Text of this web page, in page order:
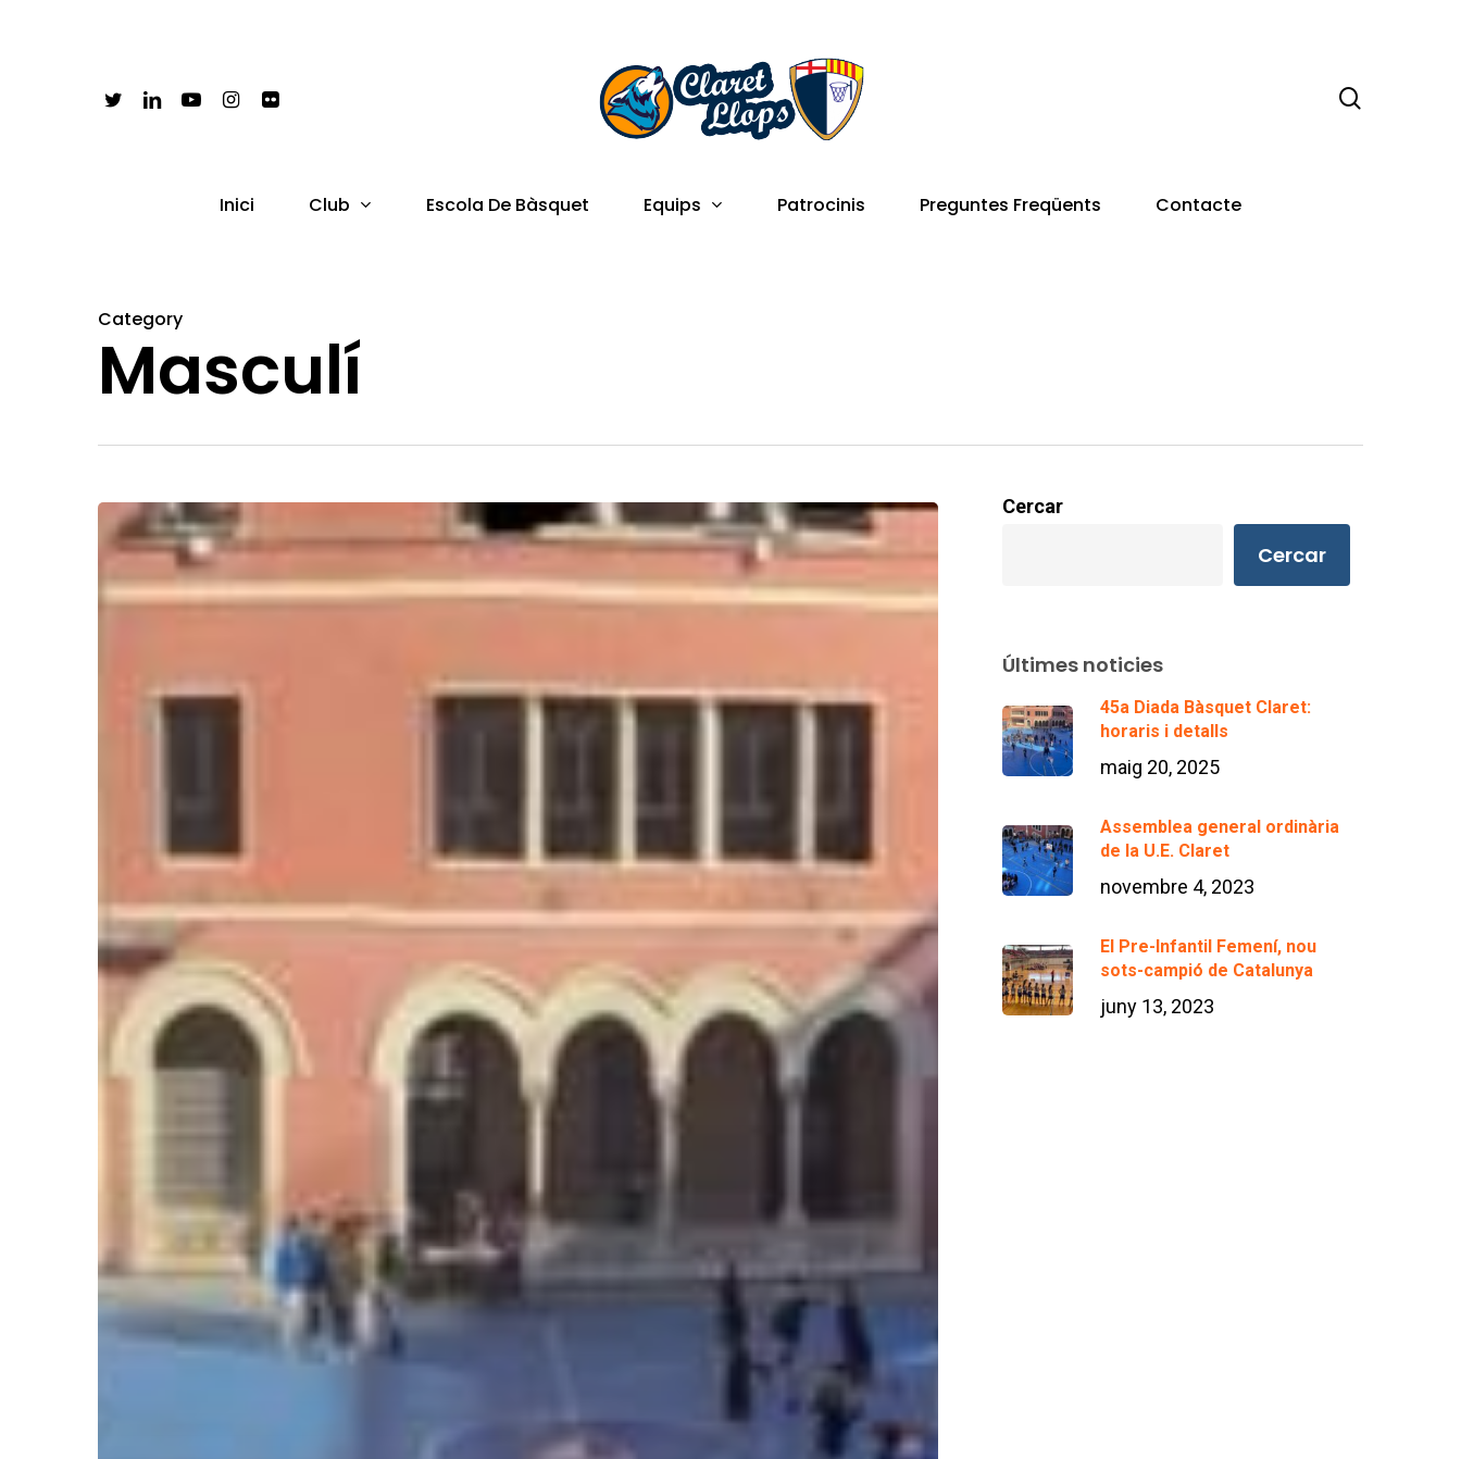
TwitterLinkedinYoutubeInstagram
Flickr
Inici Club Escola De Bàsquet Equips Patrocinis Preguntes Freqüents Contacte
Category
Masculí
Cercar
Cercar
Últimes noticies
45a Diada Bàsquet Claret:
horaris i detalls
maig 20, 2025
Assemblea general ordinària
de la U.E. Claret
novembre 4, 2023
El Pre-Infantil Femení, nou
sots-campió de Catalunya
juny 13, 2023